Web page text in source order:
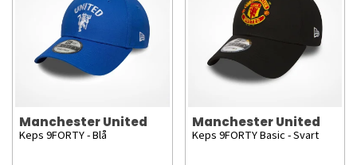
Manchester United
Keps 9FORTY - Blå
Manchester United
Keps 9FORTY Basic - Svart